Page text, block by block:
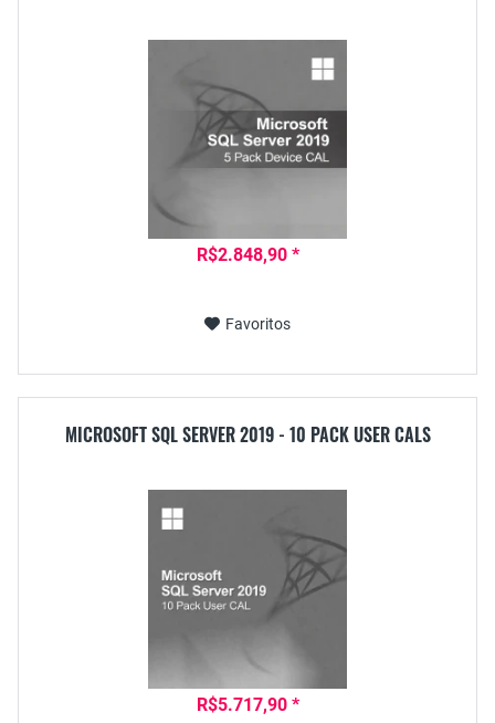
R$2.848,90 *
Favoritos
MICROSOFT SQL SERVER 2019 - 10 PACK USER CALS
R$5.717,90 *